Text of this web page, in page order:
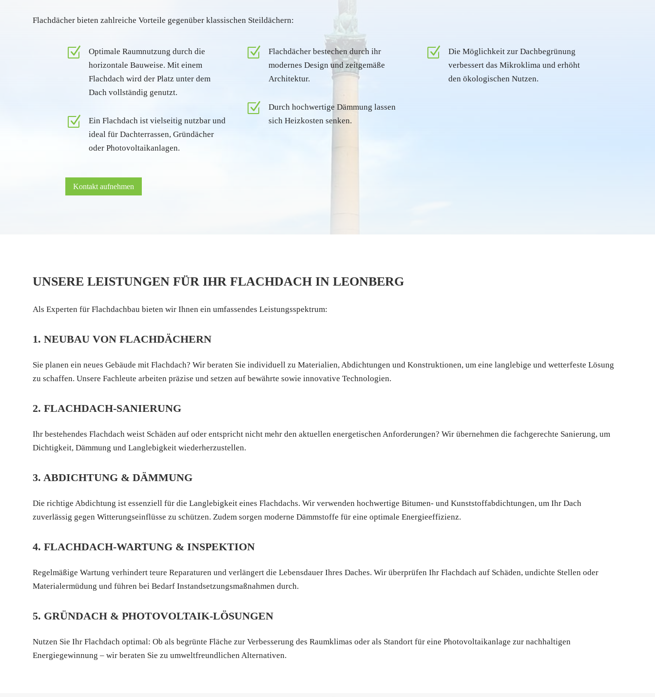
Flachdächer bieten zahlreiche Vorteile gegenüber klassischen Steildächern:
Z
Optimale Raumnutzung durch die
horizontale Bauweise. Mit einem
Flachdach wird der Platz unter dem
Dach vollständig genutzt.
Z
Ein Flachdach ist vielseitig nutzbar und
ideal für Dachterrassen, Gründächer
oder Photovoltaikanlagen.
Z
Flachdächer bestechen durch ihr
modernes Design und zeitgemäße
Architektur.
Z
Durch hochwertige Dämmung lassen
sich Heizkosten senken.
Z
Die Möglichkeit zur Dachbegrünung
verbessert das Mikroklima und erhöht
den ökologischen Nutzen.
Kontakt aufnehmen
UNSERE LEISTUNGEN FÜR IHR FLACHDACH IN LEONBERG
Als Experten für Flachdachbau bieten wir Ihnen ein umfassendes Leistungsspektrum:
1. NEUBAU VON FLACHDÄCHERN
Sie planen ein neues Gebäude mit Flachdach? Wir beraten Sie individuell zu Materialien, Abdichtungen und Konstruktionen, um eine langlebige und wetterfeste Lösung
zu schaffen. Unsere Fachleute arbeiten präzise und setzen auf bewährte sowie innovative Technologien.
2. FLACHDACH-SANIERUNG
Ihr bestehendes Flachdach weist Schäden auf oder entspricht nicht mehr den aktuellen energetischen Anforderungen? Wir übernehmen die fachgerechte Sanierung, um
Dichtigkeit, Dämmung und Langlebigkeit wiederherzustellen.
3. ABDICHTUNG & DÄMMUNG
Die richtige Abdichtung ist essenziell für die Langlebigkeit eines Flachdachs. Wir verwenden hochwertige Bitumen- und Kunststoffabdichtungen, um Ihr Dach
zuverlässig gegen Witterungseinflüsse zu schützen. Zudem sorgen moderne Dämmstoffe für eine optimale Energieeffizienz.
4. FLACHDACH-WARTUNG & INSPEKTION
Regelmäßige Wartung verhindert teure Reparaturen und verlängert die Lebensdauer Ihres Daches. Wir überprüfen Ihr Flachdach auf Schäden, undichte Stellen oder
Materialermüdung und führen bei Bedarf Instandsetzungsmaßnahmen durch.
5. GRÜNDACH & PHOTOVOLTAIK-LÖSUNGEN
Nutzen Sie Ihr Flachdach optimal: Ob als begrünte Fläche zur Verbesserung des Raumklimas oder als Standort für eine Photovoltaikanlage zur nachhaltigen
Energiegewinnung – wir beraten Sie zu umweltfreundlichen Alternativen.